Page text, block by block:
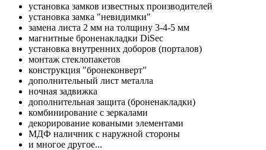
установка замков известных производителей
установка замка "невидимки"
замена листа 2 мм на толщину 3-4-5 мм
магнитные броненакладки DiSec
установка внутренних доборов (порталов)
монтаж стеклопакетов
конструкция "бронеконверт"
дополнительный лист металла
ночная задвижка
дополнительная защита (броненакладки)
комбинирование с зеркалами
декорирование коваными элементами
МДФ наличник с наружной стороны
и многое другое...